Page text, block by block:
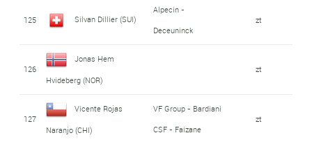
125 Silvan Dillier (SUI)
Alpecin -
Deceuninck
zt
126
Jonas Hem
Hvideberg (NOR)
zt
127
Vicente Rojas
Naranjo (CHI)
VF Group - Bardiani
CSF - Faizane
zt